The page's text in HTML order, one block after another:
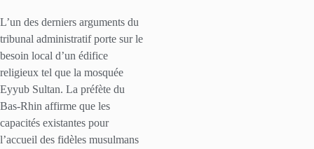
L’un des derniers arguments du
tribunal administratif porte sur le
besoin local d’un édifice
religieux tel que la mosquée
Eyyub Sultan. La préfète du
Bas-Rhin affirme que les
capacités existantes pour
l’accueil des fidèles musulmans